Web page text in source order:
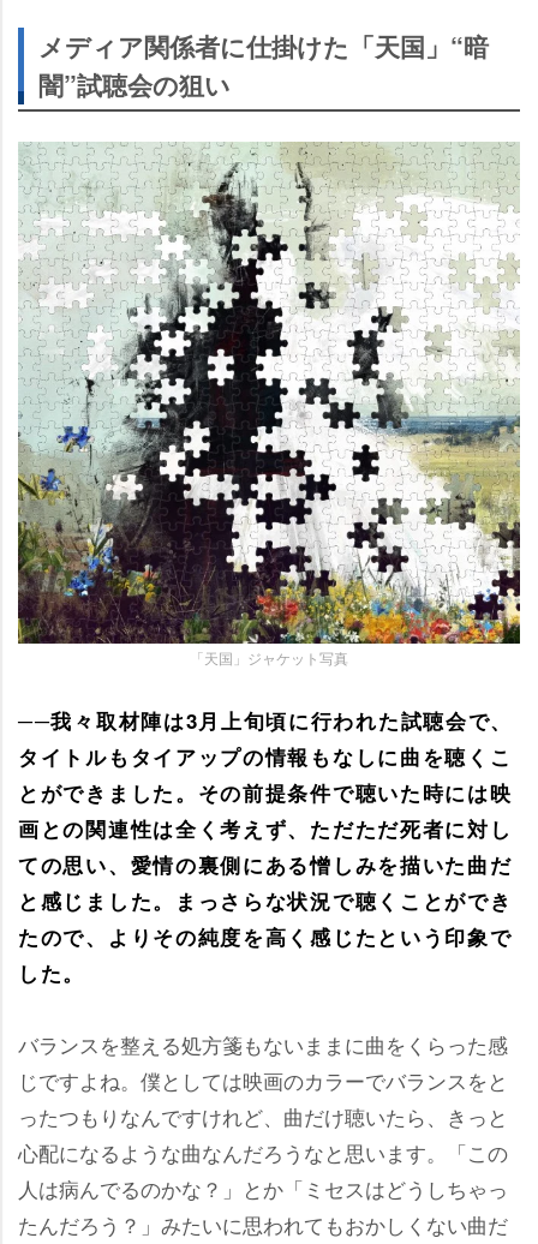
メディア関係者に仕掛けた「天国」“暗
闇”試聴会の狙い
「天国」ジャケット写真
──我々取材陣は3月上旬頃に行われた試聴会で、
タイトルもタイアップの情報もなしに曲を聴くこ
とができました。その前提条件で聴いた時には映
画との関連性は全く考えず、ただただ死者に対し
ての思い、愛情の裏側にある憎しみを描いた曲だ
と感じました。まっさらな状況で聴くことができ
たので、よりその純度を高く感じたという印象で
した。
バランスを整える処方箋もないままに曲をくらった感
じですよね。僕としては映画のカラーでバランスをと
ったつもりなんですけれど、曲だけ聴いたら、きっと
心配になるような曲なんだろうなと思います。「この
人は病んでるのかな？」とか「ミセスはどうしちゃっ
たんだろう？」みたいに思われてもおかしくない曲だ